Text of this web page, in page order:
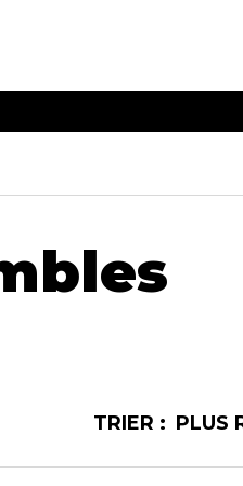
ENSEMBLES
Concerto
Musique de chambre
TRIER :